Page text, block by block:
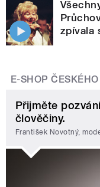
zpívala
E-SHOP
Přijměte
člověčiny.
František Novotný,